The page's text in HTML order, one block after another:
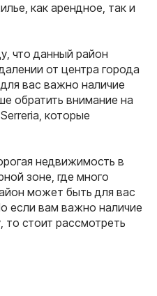
как арендное, так и
что данный район
от центра города
вас важно наличие
обратить внимание на
которые
недвижимость в
зоне, где много
может быть для вас
если вам важно наличие
то стоит рассмотреть